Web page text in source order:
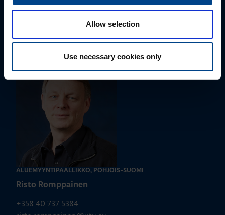
Allow selection
Use necessary cookies only
Susanna Ahokas
susanna.ahokas@utu.eu
ALUEMYYNTIPÄÄLLIKKÖ, POHJOIS-SUOMI
Risto Romppainen
+358 40 737 5384